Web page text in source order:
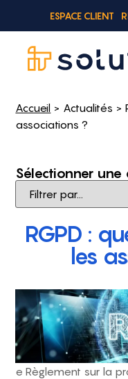
ESPACE CLIENT
Accueil > Actualités >
associations ?
RGPD :
les
e Règlement sur la
Sélectionner une